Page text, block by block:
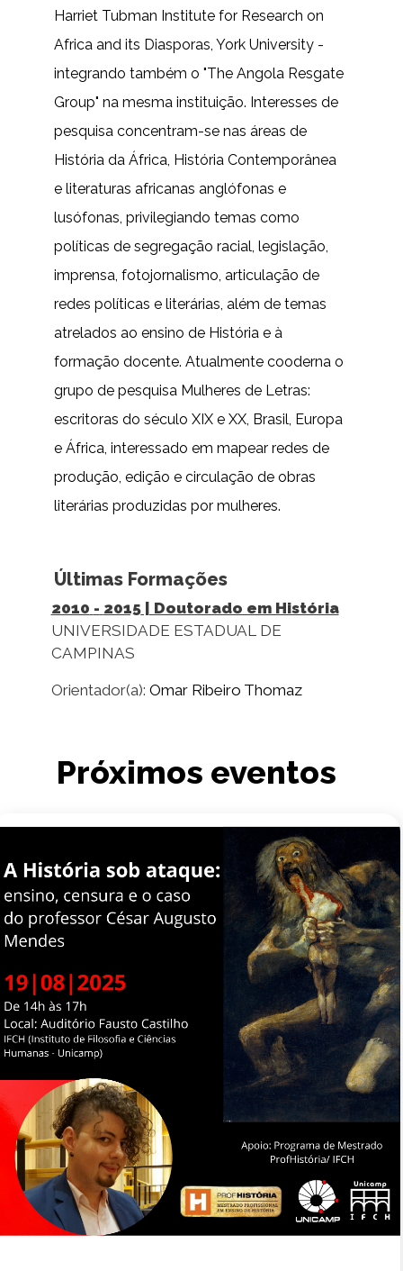
Harriet Tubman Institute for Research on
Africa and its Diasporas, York University -
integrando também o "The Angola Resgate
Group" na mesma instituição. Interesses de
pesquisa concentram-se nas áreas de
História da África, História Contemporânea
e literaturas africanas anglófonas e
lusófonas, privilegiando temas como
políticas de segregação racial, legislação,
imprensa, fotojornalismo, articulação de
redes políticas e literárias, além de temas
atrelados ao ensino de História e à
formação docente. Atualmente cooderna o
grupo de pesquisa Mulheres de Letras:
escritoras do século XIX e XX, Brasil, Europa
e África, interessado em mapear redes de
produção, edição e circulação de obras
literárias produzidas por mulheres.
Últimas Formações
2010 - 2015| Doutorado em História
UNIVERSIDADE ESTADUAL DE
CAMPINAS
Orientador(a): Omar Ribeiro Thomaz
Próximos eventos